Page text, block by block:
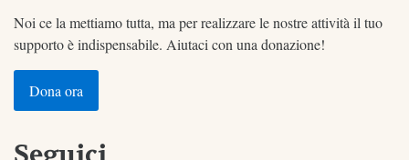
Noi ce la mettiamo tutta, ma per realizzare le nostre attività il tuo
supporto è indispensabile. Aiutaci con una donazione!
Dona ora